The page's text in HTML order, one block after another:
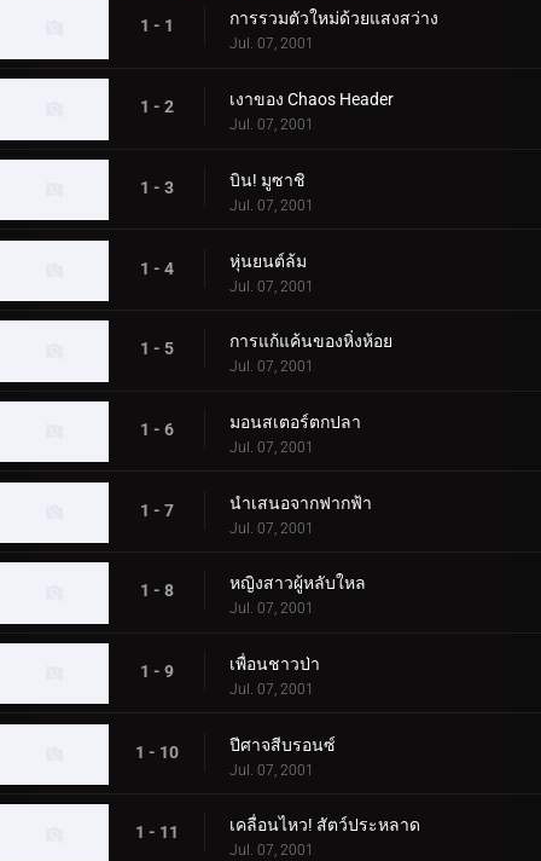
1 - 1 การรวมตัวใหม่ด้วยแสงสว่าง
Jul. 07, 2001
1 - 2 เงาของ Chaos Header
Jul. 07, 2001
1 - 3 บิน! มูซาชิ
Jul. 07, 2001
1 - 4 หุ่นยนต์ล้ม
Jul. 07, 2001
1 - 5 การแก้แค้นของหิ่งห้อย
Jul. 07, 2001
1 - 6 มอนสเตอร์ตกปลา
Jul. 07, 2001
1 - 7 นำเสนอจากฟากฟ้า
Jul. 07, 2001
1 - 8 หญิงสาวผู้หลับใหล
Jul. 07, 2001
1 - 9 เพื่อนชาวป่า
Jul. 07, 2001
1 - 10 ปีศาจสีบรอนซ์
Jul. 07, 2001
1 - 11 เคลื่อนไหว! สัตว์ประหลาด
Jul. 07, 2001